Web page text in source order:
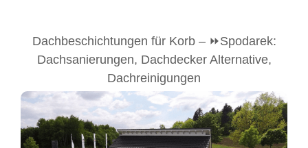
Dachbeschichtungen für Korb – ⏩Spodarek:
Dachsanierungen, Dachdecker Alternative,
Dachreinigungen